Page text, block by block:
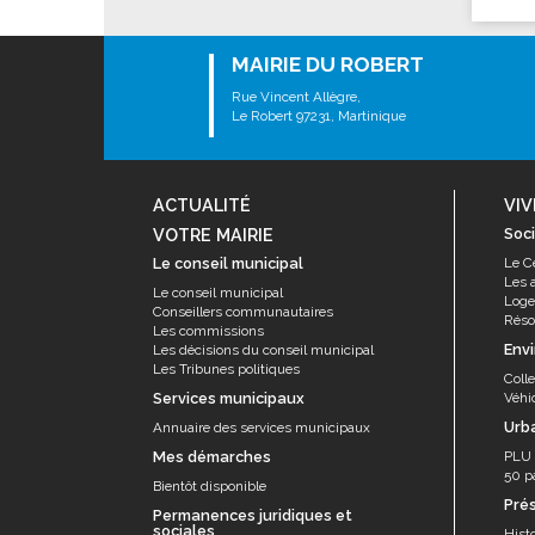
Les activités des associations
VIE PRATIQUE
Les espaces numériques
Infos baignade
Infos sargasse
Toilettes publiques
Stationnement
Les marchés
Le funéraire
SANTÉ
Annuaire santé
MAIRIE DU ROBERT
Rue Vincent Allègre,
Le Robert 97231, Martinique
ACTUALITÉ
VOTRE MAIRIE
Le conseil municipal
Le conseil municipal
Conseillers communautaires
Les commissions
Les décisions du conseil municipal
Les Tribunes politiques
Services municipaux
Annuaire des services municipaux
Mes démarches
Bientôt disponible
Permanences juridiques et
sociales
Le
Les
PLU
50